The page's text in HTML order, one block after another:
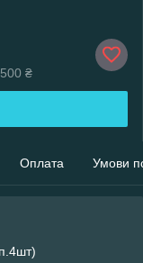
₴
Оплата Умови